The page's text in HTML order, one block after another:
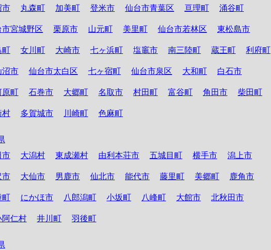
市
丸森町 加美町 登米市 仙台市青葉区 亘理町 涌谷町
市宮城野区 栗原市 山元町 美里町 仙台市若林区 東松島市
町 女川町 大崎市 七ヶ浜町 塩竈市 南三陸町 蔵王町 利府町
沼市 仙台市太白区 七ヶ宿町 仙台市泉区 大和町 白石市
原町 石巻市 大郷町 名取市 村田町 富谷町 角田市 柴田町
村 多賀城市 川崎町 色麻町
市
大潟村 東成瀬村 由利本荘市 五城目町 横手市 潟上市
市 大仙市 男鹿市 仙北市 能代市 藤里町 美郷町 鹿角市
町 にかほ市 八郎潟町 小坂町 八峰町 大館市 北秋田市
阿仁村 井川町 羽後町